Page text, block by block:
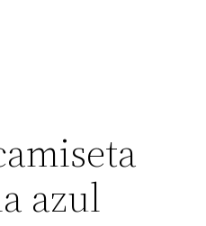
azul